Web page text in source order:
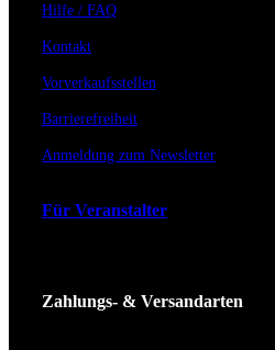
Hilfe / FAQ
Kontakt
Vorverkaufsstellen
Barrierefreiheit
Anmeldung zum Newsletter
Für Veranstalter
Zahlungs- & Versandarten